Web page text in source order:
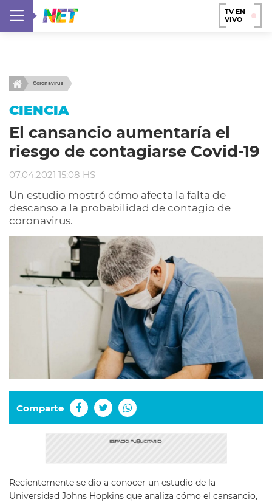
TV EN
VIVO
Coronavirus
CIENCIA
El cansancio aumentaría el
riesgo de contagiarse Covid-19
07.04.2021 15:08 HS
Un estudio mostró cómo afecta la falta de
descanso a la probabilidad de contagio de
coronavirus.
Comparte
Recientemente se dio a conocer un estudio de la
Universidad Johns Hopkins que analiza cómo el cansancio,